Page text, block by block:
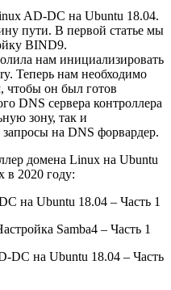
AD-DC на Ubuntu 18.04.
пути. В первой статье мы
BIND9.
нам инициализировать
Теперь нам необходимо
чтобы он был готов
DNS сервера контроллера
зону, так и
на DNS форвардер.
домена Linux на Ubuntu
в 2020 году:
на Ubuntu 18.04 – Часть 1
Samba4 – Часть 1
DC на Ubuntu 18.04 – Часть